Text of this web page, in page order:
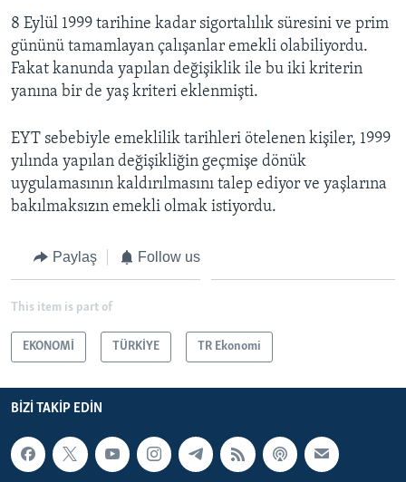
8 Eylül 1999 tarihine kadar sigortalılık süresini ve prim
gününü tamamlayan çalışanlar emekli olabiliyordu.
Fakat kanunda yapılan değişiklik ile bu iki kriterin
yanına bir de yaş kriteri eklenmişti.
EYT sebebiyle emeklilik tarihleri ötelenen kişiler, 1999
yılında yapılan değişikliğin geçmişe dönük
uygulamasının kaldırılmasını talep ediyor ve yaşlarına
bakılmaksızın emekli olmak istiyordu.
Paylaş Follow us
This item is part of
EKONOMİ TÜRKİYE TR Ekonomi
BIZI TAKIP EDIN